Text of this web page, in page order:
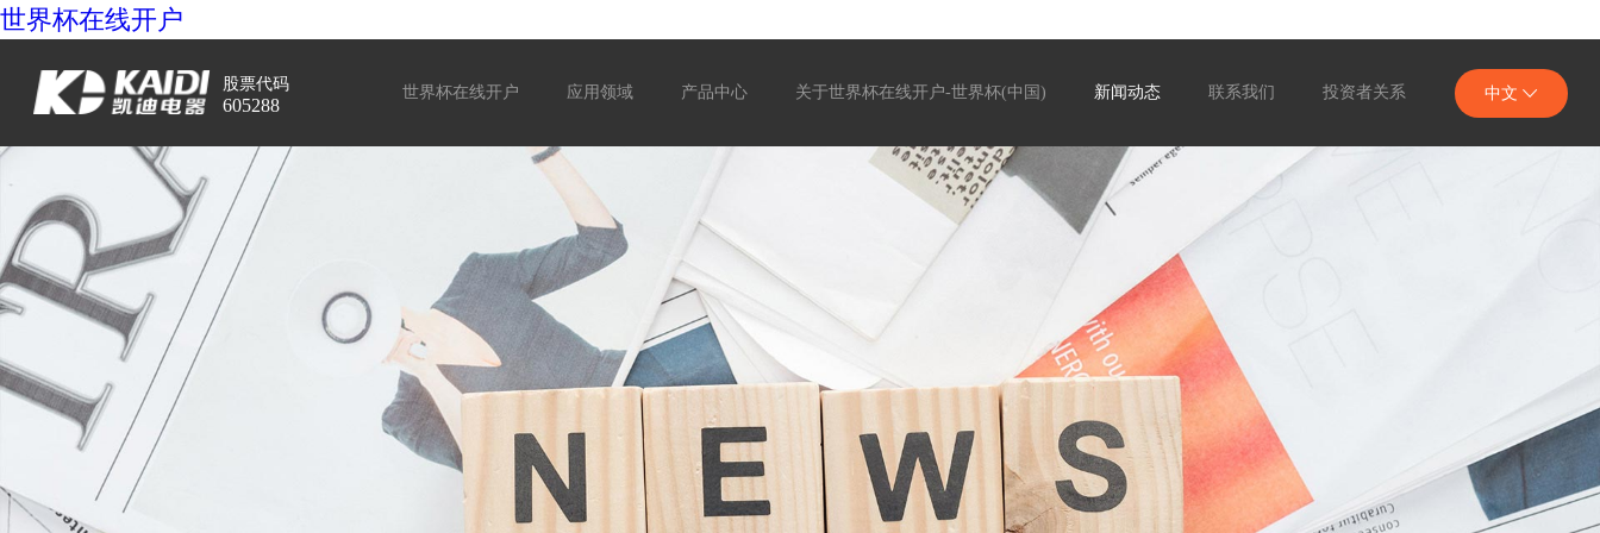
世界杯在线开户
股票代码
605288
世界杯在线开户 应用领域 产品中心 关于世界杯在线开户-世界杯(中国) 新闻动态 联系我们 投资者关系 中文